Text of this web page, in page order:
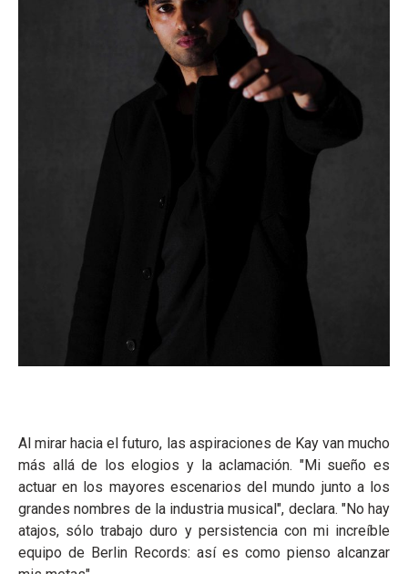
Al mirar hacia el futuro, las aspiraciones de Kay van mucho
más allá de los elogios y la aclamación. "Mi sueño es
actuar en los mayores escenarios del mundo junto a los
grandes nombres de la industria musical", declara. "No hay
atajos, sólo trabajo duro y persistencia con mi increíble
equipo de Berlin Records: así es como pienso alcanzar